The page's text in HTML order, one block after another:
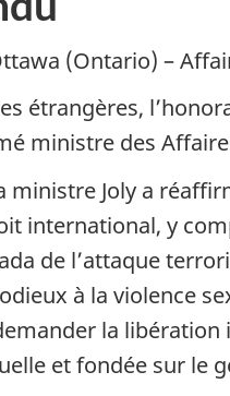
(Ontario) –
étrangères,
ministre des
ministre Joly a
international, y
de l’attaque
à la violence
la
et fondée sur le